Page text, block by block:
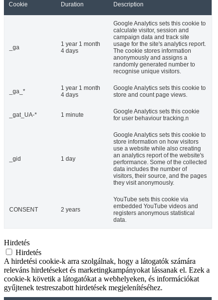
Cookie Duration Description
_ga
1 year 1 month
4 days
Google Analytics sets this cookie to
calculate visitor, session and
campaign data and track site
usage for the site's analytics report.
The cookie stores information
anonymously and assigns a
randomly generated number to
recognise unique visitors.
_ga_*
1 year 1 month
4 days
Google Analytics sets this cookie to
store and count page views.
_gat_UA-* 1 minute
Google Analytics sets this cookie
for user behaviour tracking.n
_gid 1 day
Google Analytics sets this cookie to
store information on how visitors
use a website while also creating
an analytics report of the website's
performance. Some of the collected
data includes the number of
visitors, their source, and the pages
they visit anonymously.
CONSENT 2 years
YouTube sets this cookie via
embedded YouTube videos and
registers anonymous statistical
data.
Hirdetés
Hirdetés
A hirdetési cookie-k arra szolgálnak, hogy a látogatók számára
releváns hirdetéseket és marketingkampányokat lássanak el. Ezek a
cookie-k követik a látogatókat a webhelyeken, és információkat
gyűjtenek testreszabott hirdetések megjelenítéséhez.